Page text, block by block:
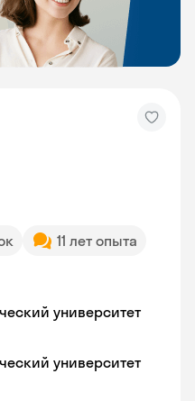
11 лет опыта
университет
университет